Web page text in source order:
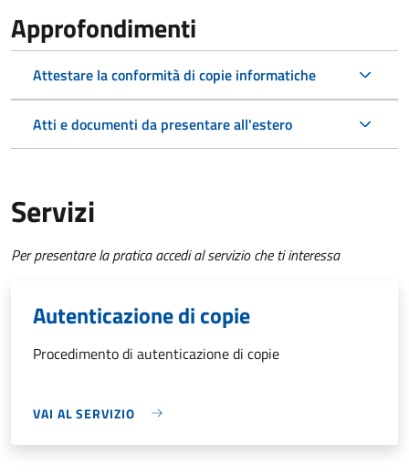
Approfondimenti
Attestare la conformità di copie informatiche
Atti e documenti da presentare all'estero
Servizi
Per presentare la pratica accedi al servizio che ti interessa
Autenticazione di copie
Procedimento di autenticazione di copie
VAI AL SERVIZIO